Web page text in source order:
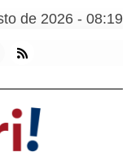
de 2026 - 08:19